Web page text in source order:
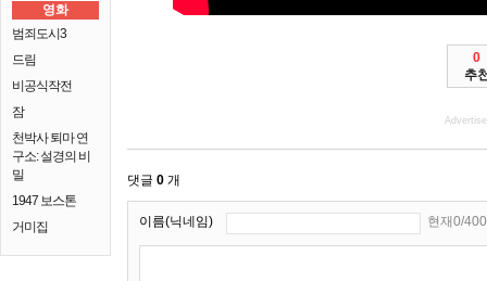
영화
범죄도시3
드림
비공식작전
잠
천박사 퇴마 연
구소: 설경의 비
밀
1947 보스톤
거미집
0
추
댓글 0 개
이름(닉네임) 현재0/